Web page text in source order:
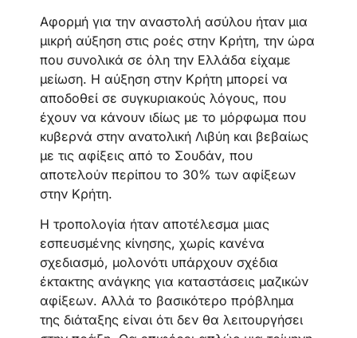
Αφορμή για την αναστολή ασύλου ήταν μια
μικρή αύξηση στις ροές στην Κρήτη, την ώρα
που συνολικά σε όλη την Ελλάδα είχαμε
μείωση. Η αύξηση στην Κρήτη μπορεί να
αποδοθεί σε συγκυριακούς λόγους, που
έχουν να κάνουν ιδίως με το μόρφωμα που
κυβερνά στην ανατολική Λιβύη και βεβαίως
με τις αφίξεις από το Σουδάν, που
αποτελούν περίπου το 30% των αφίξεων
στην Κρήτη.
Η τροπολογία ήταν αποτέλεσμα μιας
εσπευσμένης κίνησης, χωρίς κανένα
σχεδιασμό, μολονότι υπάρχουν σχέδια
έκτακτης ανάγκης για καταστάσεις μαζικών
αφίξεων. Αλλά το βασικότερο πρόβλημα
της διάταξης είναι ότι δεν θα λειτουργήσει